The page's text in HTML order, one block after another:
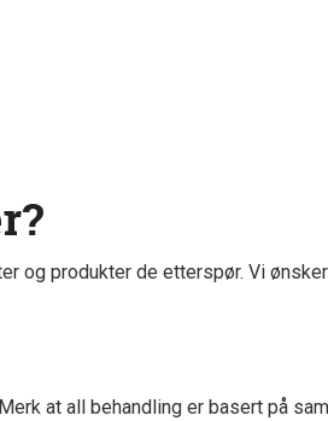
og produkter de etterspør. Vi
at all behandling er basert på